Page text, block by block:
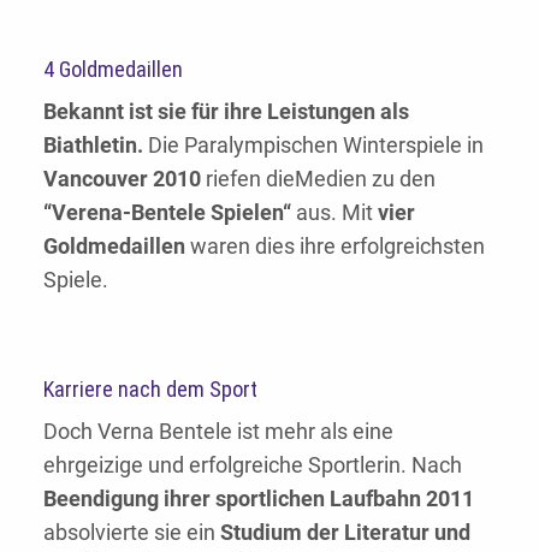
4 Goldmedaillen
Bekannt ist sie für ihre Leistungen als
Biathletin. Die Paralympischen Winterspiele in
Vancouver 2010 riefen dieMedien zu den
“Verena-Bentele Spielen“ aus. Mitvier
Goldmedaillen waren dies ihre erfolgreichsten
Spiele.
Karriere nach dem Sport
Doch Verna Bentele ist mehr als eine
ehrgeizige und erfolgreiche Sportlerin. Nach
Beendigung ihrer sportlichen Laufbahn 2011
absolvierte sie ein Studium der Literatur und